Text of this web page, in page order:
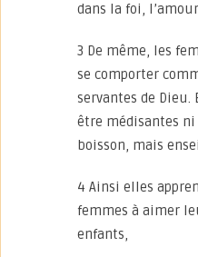
dans la foi,
3 De même, les
se comporter
servantes de Dieu.
être médisantes ni
boisson, mais
4 Ainsi elles
femmes à aimer
enfants,